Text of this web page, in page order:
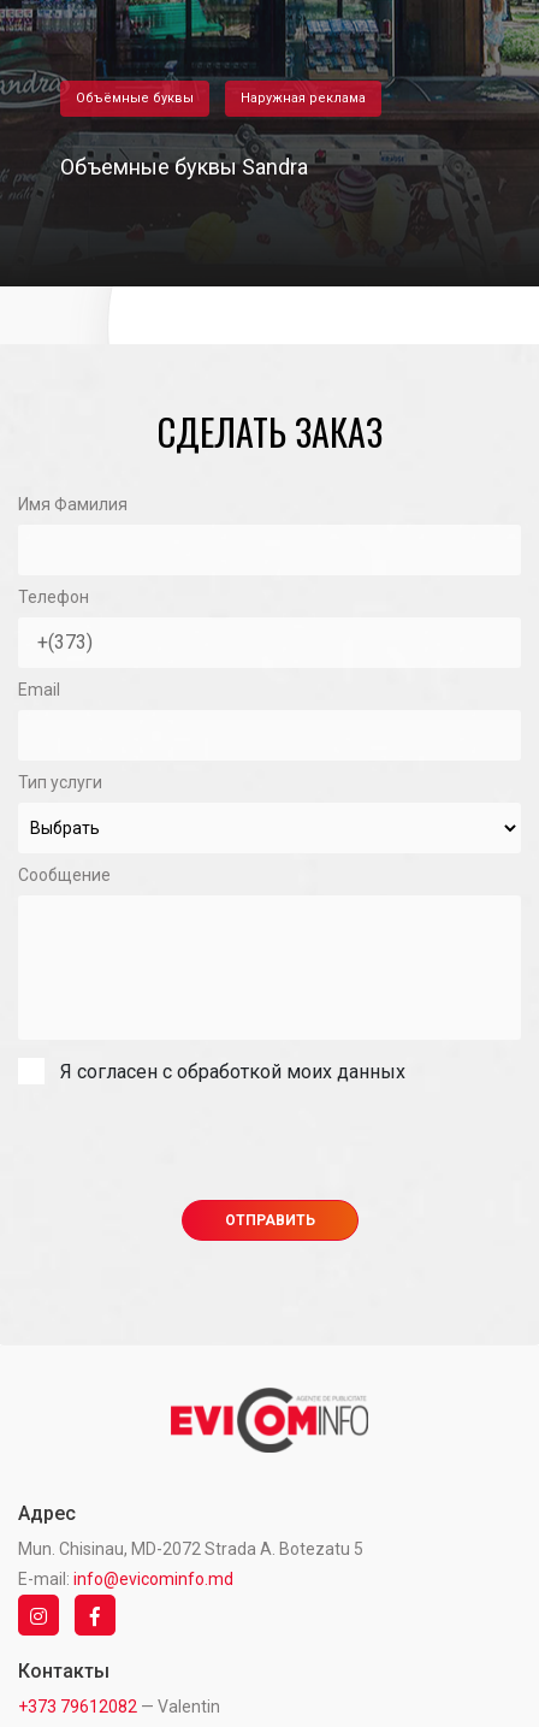
Объёмные буквы Наружная реклама
Объемные буквы Sandra
СДЕЛАТЬ ЗАКАЗ
Имя Фамилия
Телефон
Email
Тип услуги
Сообщение
Я согласен с обработкой моих данных
Адрес
Mun. Chisinau, MD-2072 Strada A. Botezatu 5
E-mail: info@evicominfo.md
Контакты
+373 79612082 — Valentin